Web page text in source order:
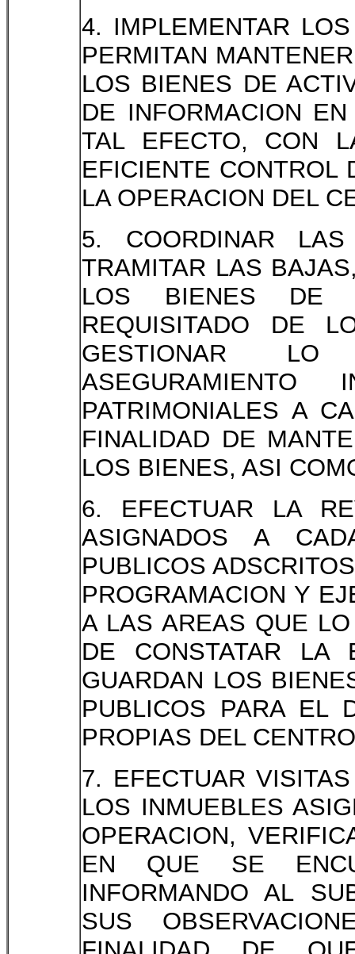
4. IMPLEMENTAR
PERMITAN
LOS BIENES DE
DE INFORMACION
TAL EFECTO, CON
EFICIENTE CONTROL
LA OPERACION DEL
5. COORDINAR LAS
TRAMITAR LAS
LOS BIENES DE
REQUISITADO DE
GESTIONAR
PATRIMONIALES A
FINALIDAD DE
LOS BIENES, ASI
6. EFECTUAR LA
ASIGNADOS A
PUBLICOS
PROGRAMACION Y
A LAS AREAS QUE
DE CONSTATAR LA
GUARDAN LOS
PUBLICOS PARA EL
PROPIAS DEL
7. EFECTUAR
LOS INMUEBLES
OPERACION,
EN QUE SE
INFORMANDO AL
SUS